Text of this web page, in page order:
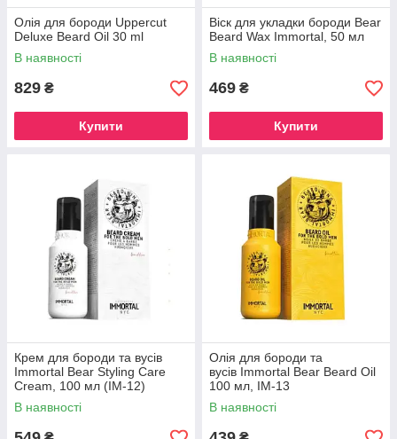
Олія для бороди Uppercut
Deluxe Beard Oil 30 ml
В наявності
829 ₴
Купити
Віск для укладки бороди Bear
Beard Wax Immortal, 50 мл
В наявності
469 ₴
Купити
Крем для бороди та вусів
Immortal Bear Styling Care
Cream, 100 мл (IM-12)
В наявності
Олія для бороди та
вусів Immortal Bear Beard Oil
100 мл, IM-13
В наявності